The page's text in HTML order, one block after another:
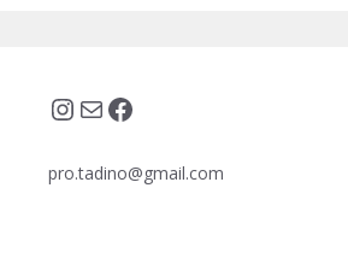
Instagram
EmailFacebook
pro.tadino@gmail.com